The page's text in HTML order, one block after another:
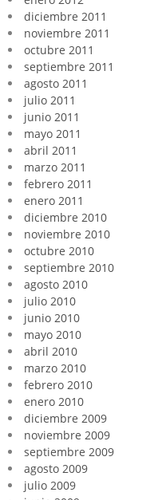
diciembre 2011
noviembre 2011
octubre 2011
septiembre 2011
agosto 2011
julio 2011
junio 2011
mayo 2011
abril 2011
marzo 2011
febrero 2011
enero 2011
diciembre 2010
noviembre 2010
octubre 2010
septiembre 2010
agosto 2010
julio 2010
junio 2010
mayo 2010
abril 2010
marzo 2010
febrero 2010
enero 2010
diciembre 2009
noviembre 2009
septiembre 2009
agosto 2009
julio 2009